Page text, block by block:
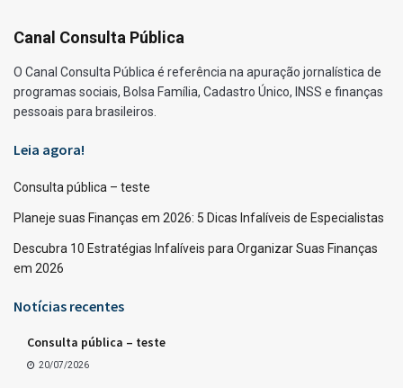
Canal Consulta Pública
O Canal Consulta Pública é referência na apuração jornalística de
programas sociais, Bolsa Família, Cadastro Único, INSS e finanças
pessoais para brasileiros.
Leia agora!
Consulta pública – teste
Planeje suas Finanças em 2026: 5 Dicas Infalíveis de Especialistas
Descubra 10 Estratégias Infalíveis para Organizar Suas Finanças
em 2026
Notícias recentes
Consulta pública – teste
20/07/2026